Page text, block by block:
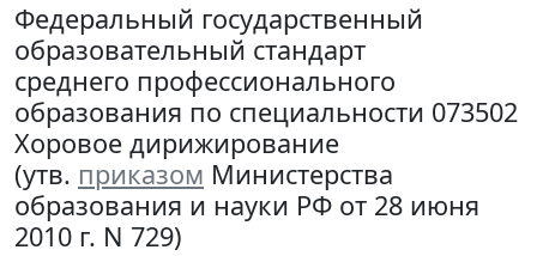
Федеральный государственный
образовательный стандарт
среднего профессионального
образования по специальности 073502
Хоровое дирижирование
(утв. приказом Министерства
образования и науки РФ от 28 июня
2010 г. N 729)